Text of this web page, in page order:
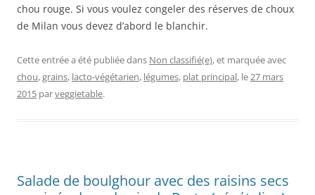
chou rouge. Si vous voulez congeler des réserves de choux
de Milan vous devez d’abord le blanchir.
Cette entrée a été publiée dans Non classifié(e), et marquée avec
chou,grains, lacto-végétarien, légumes, plat principal, le27 mars
2015 parveggietable.
Salade de boulghour avec des raisins secs